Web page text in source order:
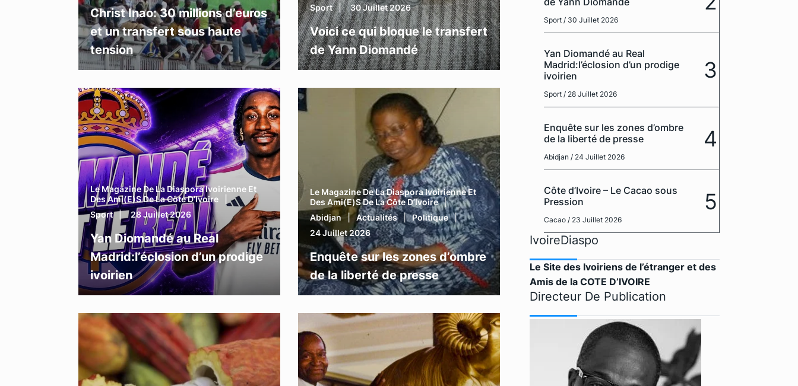
Christ Inao: 30 millions d’euros
et un transfert sous haute
tension
Sport
30 Juillet 2026
Voici ce qui bloque le transfert
de Yann Diomandé
Le Magazine De La Diaspora Ivoirienne Et
Des Ami(e)s De La Côte D’Ivoire
Sport
28 Juillet 2026
Yan Diomandé au Real
Madrid:l’éclosion d’un prodige
ivoirien
Le Magazine De La Diaspora Ivoirienne Et
Des Ami(e)s De La Côte D’Ivoire
Abidjan
Actualités
Politique
24 Juillet 2026
Enquête sur les zones d’ombre
de la liberté de presse
Sport / 30 Juillet 2026
Yan Diomandé au Real
Madrid:l’éclosion d’un prodige
ivoirien
Sport / 28 Juillet 2026
3
Enquête sur les zones d’ombre
de la liberté de presse
Abidjan / 24 Juillet 2026
4
Côte d’Ivoire – Le Cacao sous
Pression
Cacao / 23 Juillet 2026
5
IvoireDiaspo
Le Site des Ivoiriens de l’étranger et des
Amis de la COTE D’IVOIRE
Directeur De Publication